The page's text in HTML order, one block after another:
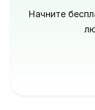
Начните